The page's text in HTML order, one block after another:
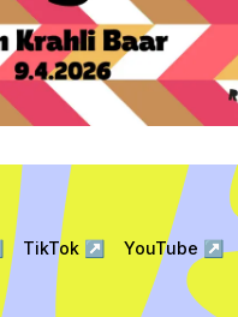
TikTok ↗ YouTube ↗